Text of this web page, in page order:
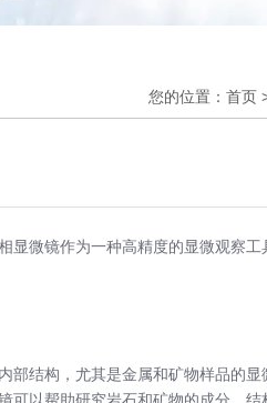
您的位置：首页
显微镜作为一种高精度的显微观察
结构，尤其是金属和矿物样品的
以帮助研究岩石和矿物的成分、结